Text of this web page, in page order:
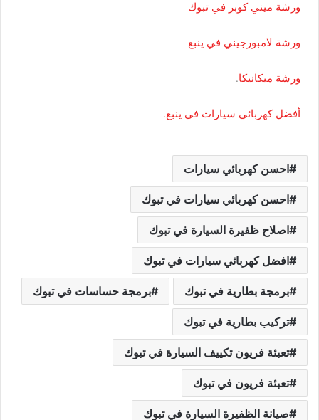
ورشة ميني كوبر في تبوك
ورشة لامبورجيني في ينبع
ورشة ميكانيكا.
أفضل كهربائي سيارات في ينبع.
احسن كهربائي سيارات
احسن كهربائي سيارات في تبوك
اصلاح ظفيرة السيارة في تبوك
افضل كهربائي سيارات في تبوك
برمجة بطارية في تبوك برمجة حساسات في تبوك
تركيب بطارية في تبوك
تعبئة فريون تكييف السيارة في تبوك
تعبئة فريون في تبوك
صيانة الظفيرة السيارة في تبوك